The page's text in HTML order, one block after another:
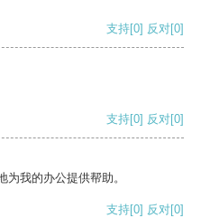
支持[0] 反对[0]
支持[0] 反对[0]
我的办公提供帮助。
支持[0] 反对[0]